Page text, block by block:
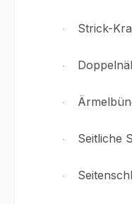
· Strick-
·
·
· Seitliche
·